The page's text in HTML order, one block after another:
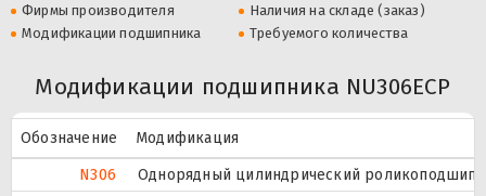
Фирмы производителя
Наличия на складе (заказ)
Модификации подшипника
Требуемого количества
Модификации подшипника NU306ECP
Обозначение
Модификация
N306
Однорядный цилиндрический